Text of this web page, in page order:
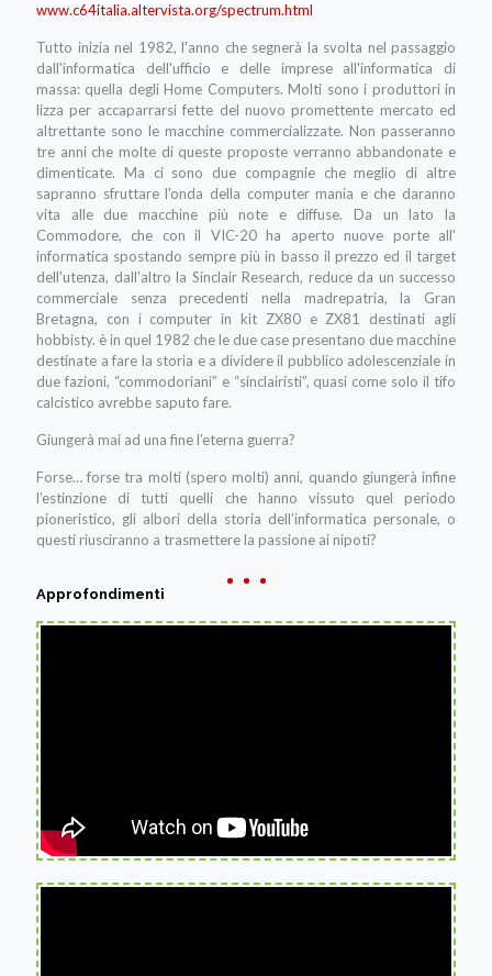
www.c64italia.altervista.org/spectrum.html
Tutto inizia nel 1982, l'anno che segnerà la svolta nel passaggio
dall'informatica dell'ufficio e delle imprese all'informatica di
massa: quella degli Home Computers. Molti sono i produttori in
lizza per accaparrarsi fette del nuovo promettente mercato ed
altrettante sono le macchine commercializzate. Non passeranno
tre anni che molte di queste proposte verranno abbandonate e
dimenticate. Ma ci sono due compagnie che meglio di altre
sapranno sfruttare l'onda della computer mania e che daranno
vita alle due macchine più note e diffuse. Da un lato la
Commodore, che con il VIC-20 ha aperto nuove porte all'
informatica spostando sempre più in basso il prezzo ed il target
dell'utenza, dall'altro la Sinclair Research, reduce da un successo
commerciale senza precedenti nella madrepatria, la Gran
Bretagna, con i computer in kit ZX80 e ZX81 destinati agli
hobbisty. è in quel 1982 che le due case presentano due macchine
destinate a fare la storia e a dividere il pubblico adolescenziale in
due fazioni, “commodoriani” e “sinclairisti”, quasi come solo il tifo
calcistico avrebbe saputo fare.
Giungerà mai ad una fine l’eterna guerra?
Forse… forse tra molti (spero molti) anni, quando giungerà infine
l’estinzione di tutti quelli che hanno vissuto quel periodo
pioneristico, gli albori della storia dell’informatica personale, o
questi riusciranno a trasmettere la passione ai nipoti?
Approfondimenti